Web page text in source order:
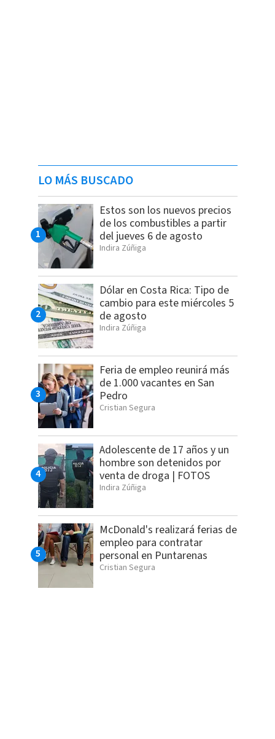
LO MÁS BUSCADO
Estos son los nuevos precios
de los combustibles a partir
del jueves 6 de agosto
Indira Zúñiga
Dólar en Costa Rica: Tipo de
cambio para este miércoles 5
de agosto
Indira Zúñiga
Feria de empleo reunirá más
de 1.000 vacantes en San
Pedro
Cristian Segura
Adolescente de 17 años y un
hombre son detenidos por
venta de droga | FOTOS
Indira Zúñiga
McDonald's realizará ferias de
empleo para contratar
personal en Puntarenas
Cristian Segura